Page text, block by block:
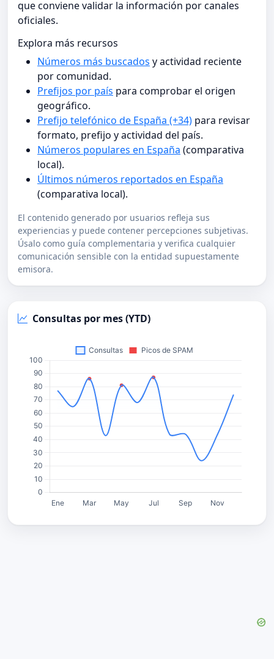
que conviene validar la información por canales
oficiales.
Explora más recursos
Números más buscados y actividad reciente
por comunidad.
Prefijos por país para comprobar el origen
geográfico.
Prefijo telefónico de España (+34) para revisar
formato, prefijo y actividad del país.
Números populares en España (comparativa
local).
Últimos números reportados en España
(comparativa local).
El contenido generado por usuarios refleja sus
experiencias y puede contener percepciones subjetivas.
Úsalo como guía complementaria y verifica cualquier
comunicación sensible con la entidad supuestamente
emisora.
Consultas por mes (YTD)